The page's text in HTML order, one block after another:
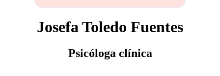
Josefa Toledo Fuentes
Psicóloga clínica